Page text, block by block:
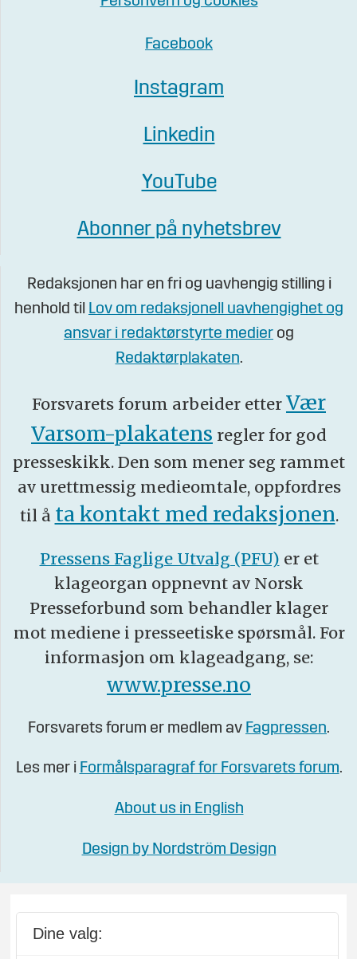
Facebook
Instagram
Linkedin
YouTube
Abonner på nyhetsbrev
Redaksjonen har en fri og uavhengig stilling i
henhold til Lov om redaksjonell uavhengighet og
ansvar i redaktørstyrte medier og
Redaktørplakaten.
Forsvarets forum arbeider etter Vær
Varsom-plakatens regler for god
presseskikk. Den som mener seg rammet
av urettmessig medieomtale, oppfordres
til å ta kontakt med redaksjonen.
Pressens Faglige Utvalg (PFU) er et
klageorgan oppnevnt av Norsk
Presseforbund som behandler klager
mot mediene i presseetiske spørsmål. For
informasjon om klageadgang, se:
www.presse.no
Forsvarets forum er medlem av Fagpressen.
Les mer i Formålsparagraf for Forsvarets forum.
About us in English
Design by Nordström Design
Dine valg: